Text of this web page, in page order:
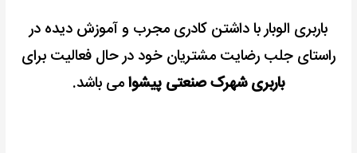
باربری الوبار با داشتن کادری مجرب و آموزش دیده در
راستای جلب رضایت مشتریان خود در حال فعالیت برای
باربری شهرک صنعتی پیشوامی باشد.